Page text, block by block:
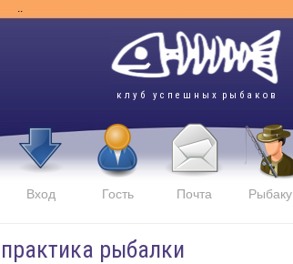
..
к л у б у с п е ш н ы х р ы б а к о в
Вход Гость Почта Рыбаку
рыбалки